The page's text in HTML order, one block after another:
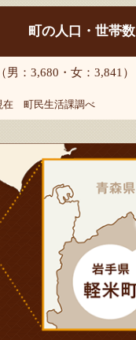
町の人口・世帯数
男：3,680・女：3,841）
在 町民生活課調べ